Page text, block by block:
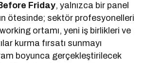
Friday, yalnızca bir panel
ötesinde; sektör profesyonelleri
ortamı, yeni iş birlikleri ve
kurma fırsatı sunmayı
boyunca gerçekleştirilecek